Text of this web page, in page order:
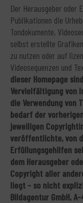
Der Herausgeber oder
Publikationen die
Tondokumente,
selbst erstellte
zu nutzen oder auf
Videosequenzen und
dieser Homepage
Vervielfältigung von
die Verwendung von
bedarf der
jeweiligen
veröffentlichte, von
Erfüllungsgehilfen
dem Herausgeber
Copyright aller
liegt - so nicht
Bildagentur GmbH,